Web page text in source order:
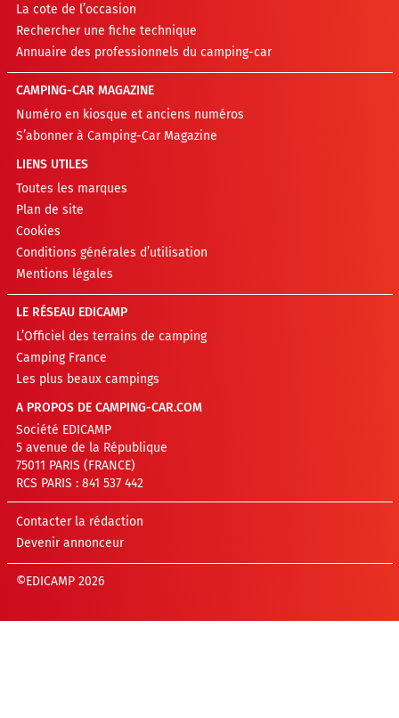
La cote de l’occasion
Rechercher une fiche technique
Annuaire des professionnels du camping-car
CAMPING-CAR MAGAZINE
Numéro en kiosque et anciens numéros
S’abonner à Camping-Car Magazine
LIENS UTILES
Toutes les marques
Plan de site
Cookies
Conditions générales d’utilisation
Mentions légales
LE RÉSEAU EDICAMP
L’Officiel des terrains de camping
Camping France
Les plus beaux campings
A PROPOS DE CAMPING-CAR.COM
Société EDICAMP
5 avenue de la République
75011 PARIS (FRANCE)
RCS PARIS : 841 537 442
Contacter la rédaction
Devenir annonceur
©EDICAMP 2026